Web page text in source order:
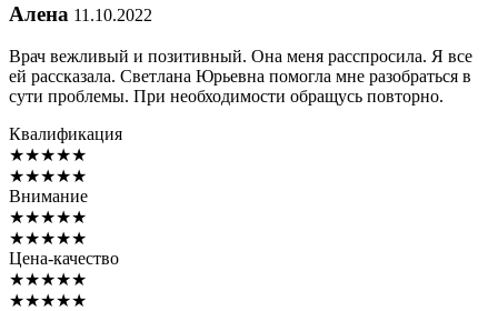
Алена 11.10.2022
Врач вежливый и позитивный. Она меня расспросила. Я все
ей рассказала. Светлана Юрьевна помогла мне разобраться в
сути проблемы. При необходимости обращусь повторно.
Квалификация
★★★★★
★★★★★
Внимание
★★★★★
★★★★★
Цена-качество
★★★★★
★★★★★